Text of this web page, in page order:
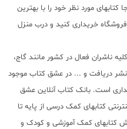
مورد نظر خود را با بهترین
خریداری کنید و درب منزل
ناشران فعال در کشور مانند گاج،
نشر دریافت و ... در عشق کتاب موجود
است. بانک کتاب آنلاین عشق
کتابهای کمک درسی از پایه تا
و فروش کتابهای کمک آموزشی و کودک و